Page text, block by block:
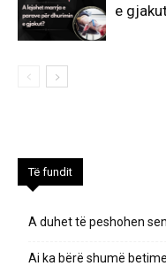
e
Të fundit
A duhet të peshohen
Ai ka bërë shumë